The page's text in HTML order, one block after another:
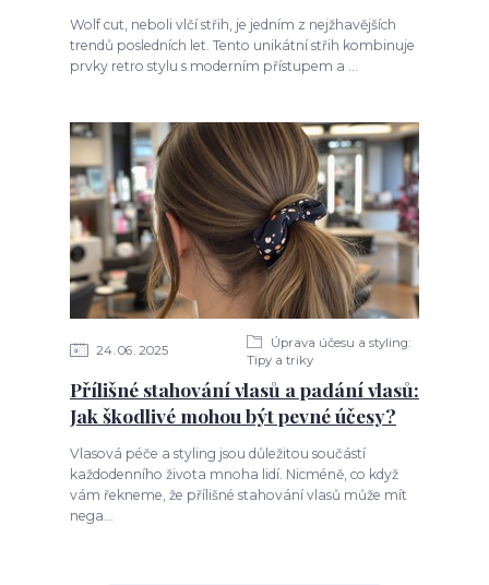
Wolf cut, neboli vlčí střih, je jedním z nejžhavějších
trendů posledních let. Tento unikátní střih kombinuje
prvky retro stylu s moderním přístupem a ...
24 06 2025
Úprava účesu a styling:
Tipy a triky
Přílišné stahování vlasů a padání vlasů:
Jak škodlivé mohou být pevné účesy?
Vlasová péče a styling jsou důležitou součástí
každodenního života mnoha lidí. Nicméně, co když
vám řekneme, že přílišné stahování vlasů může mít
nega...